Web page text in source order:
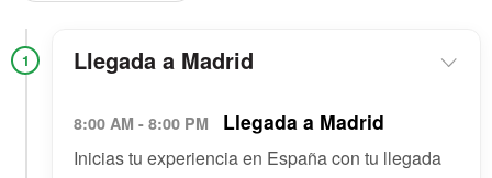
1 Llegada a Madrid
8:00 AM - 8:00 PM Llegada a Madrid
Inicias tu experiencia en España con tu llegada